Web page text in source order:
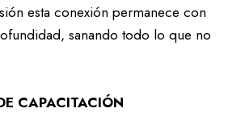
esta conexión permanece con
sanando todo lo que no
CAPACITACIÓN